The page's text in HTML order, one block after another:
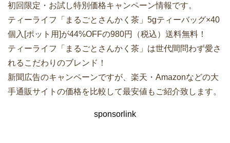
初回限定・お試し特別価格キャンペーン情報です。
ティーライフ「まるごとさんかく茶」5gティーバッグ×40
個入[ポット用]が44%OFFの980円（税込）送料無料！
ティーライフ「まるごとさんかく茶」は世代間問わず愛さ
れるこだわりのブレンド！
新聞広告のキャンペーンですが、楽天・Amazonなどの大
手通販サイトの価格を比較して最安値もご紹介致します。
sponsorlink